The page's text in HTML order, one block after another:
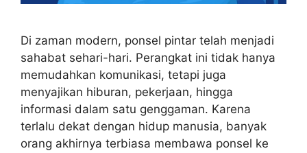
Di zaman modern, ponsel pintar telah menjadi
sahabat sehari-hari. Perangkat ini tidak hanya
memudahkan komunikasi, tetapi juga
menyajikan hiburan, pekerjaan, hingga
informasi dalam satu genggaman. Karena
terlalu dekat dengan hidup manusia, banyak
orang akhirnya terbiasa membawa ponsel ke